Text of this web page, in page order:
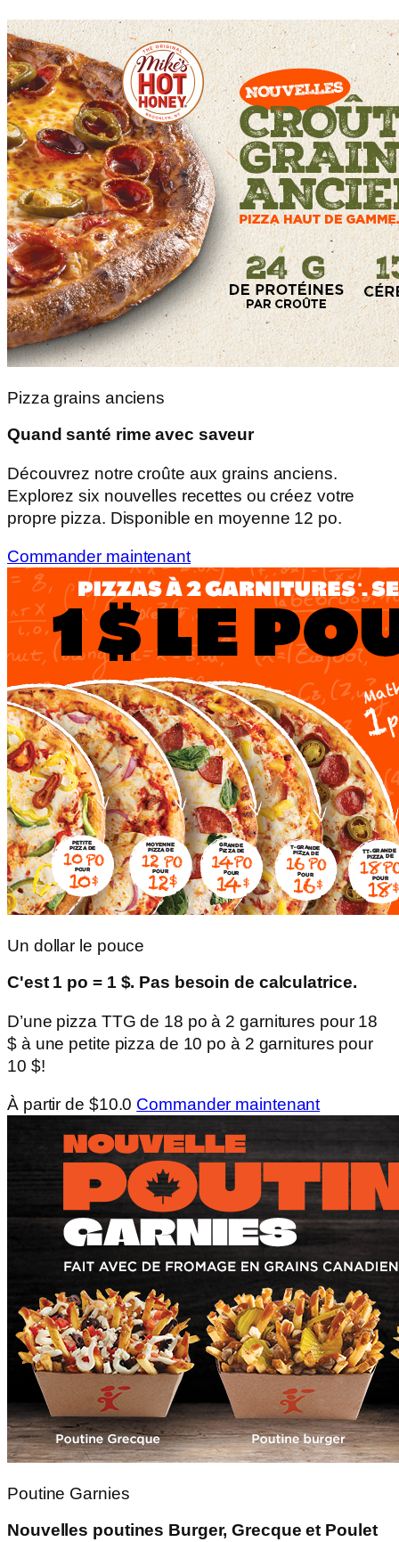
Pizza grains anciens
Quand santé rime avec saveur
Découvrez notre croûte aux grains anciens.
Explorez six nouvelles recettes ou créez votre
propre pizza. Disponible en moyenne 12 po.
Commander maintenant
Un dollar le pouce
C'est 1 po = 1 $. Pas besoin de calculatrice.
D’une pizza TTG de 18 po à 2 garnitures pour 18
$ à une petite pizza de 10 po à 2 garnitures pour
10 $!
À partir de $10.0 Commander maintenant
Poutine Garnies
Nouvelles poutines Burger, Grecque et Poulet